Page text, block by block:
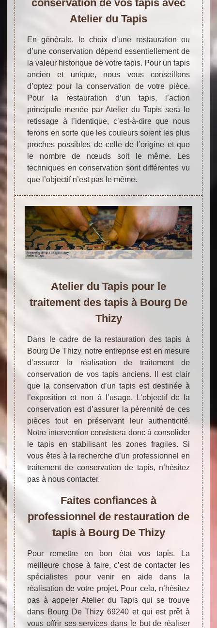
conservation de vos tapis avec
Atelier du Tapis
En générale, le choix d’une restauration ou
d’une conservation dépend essentiellement de
la valeur historique de votre tapis. Pour un tapis
ancien et unique, nous vous conseillons
d’optez pour la conservation de votre pièce.
Pour la restauration d’un tapis, l’action
principale menée par Atelier du Tapis sera le
retissage à l’identique, c’est-à-dire que nous
ferons en sorte que les couleurs soient les plus
proches possibles de celle de l’origine et que
le nombre de nœuds soit le même. Les
techniques en conservation sont différentes vu
que l’objectif n’est pas le même.
Atelier du Tapis pour le
traitement des tapis à Bourg De
Thizy
Dans le cadre de la restauration des tapis à
Bourg De Thizy, notre entreprise est en mesure
d’assurer la réalisation de traitement de
conservation de vos tapis anciens. Il est clair
que la conservation d’un tapis est destinée à
l’exposition et non à l’usage. L’objectif de la
conservation est d’assurer la pérennité de ces
pièces tout en préservant leur authenticité.
Notre intervention consistera donc à consolider
le tapis en stabilisant les zones fragiles. Si
vous êtes à la recherche d’un professionnel en
traitement de conservation de tapis, n’hésitez
pas à nous contacter.
Faites confiances à
professionnel de restauration de
tapis à Bourg De Thizy
Pour remettre en bon état vos tapis. La
meilleure chose à faire, c’est de contacter les
spécialistes pour venir en aide dans la
réalisation de votre projet. Pour cela, n’hésitez
pas à appeler Atelier du Tapis qui se trouve
dans Bourg De Thizy 69240 et qui est prêt à
vous offrir ses services dans le but de réaliser